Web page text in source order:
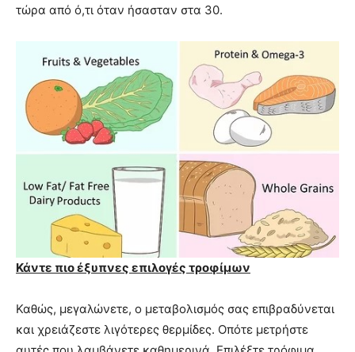
τώρα από ό,τι όταν ήσασταν στα 30.
Κάντε πιο έξυπνες επιλογές τροφίμων
Καθώς, μεγαλώνετε, ο μεταβολισμός σας επιβραδύνεται
και χρειάζεστε λιγότερες θερμίδες. Οπότε μετρήστε